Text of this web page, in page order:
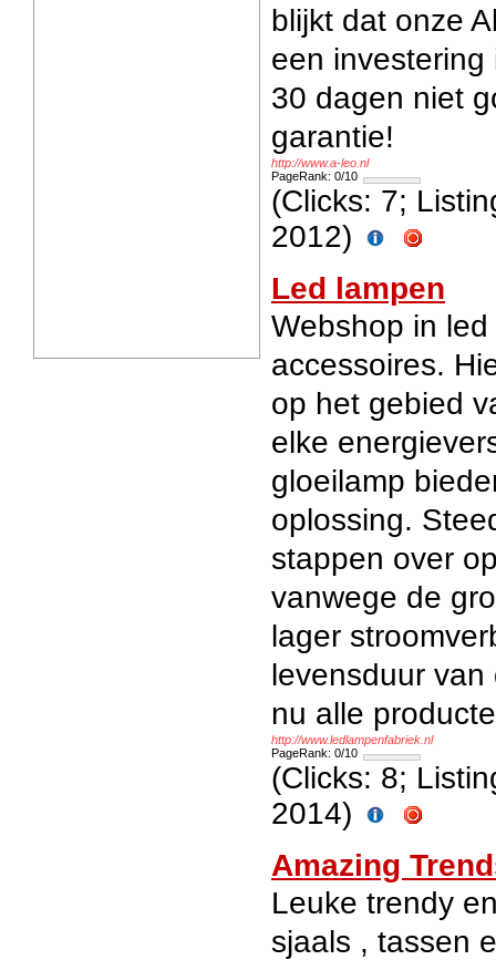
blijkt dat onze
een
30 dagen niet
garantie!
http://www.a-leo.nl
PageRank: 0/10
(Clicks: 7;
2012)
Led lampen
Webshop in
accessoires.
op het gebied
elke
gloeilamp
oplossing.
stappen over
vanwege de
lager
levensduur
nu alle
http://www.ledlampenfabriek.nl
PageRank: 0/10
(Clicks: 8;
2014)
Amazing
Leuke trendy
sjaals , tassen